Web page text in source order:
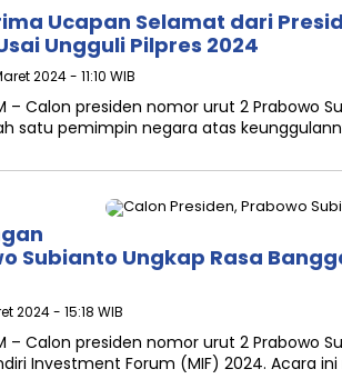
Ucapan Selamat dari
Ungguli Pilpres 2024
2024 - 11:10 WIB
– Calon presiden nomor urut 2
satu pemimpin negara atas
Subianto Ungkap Rasa
2024 - 15:18 WIB
– Calon presiden nomor urut 2
Investment Forum (MIF) 2024. Acara